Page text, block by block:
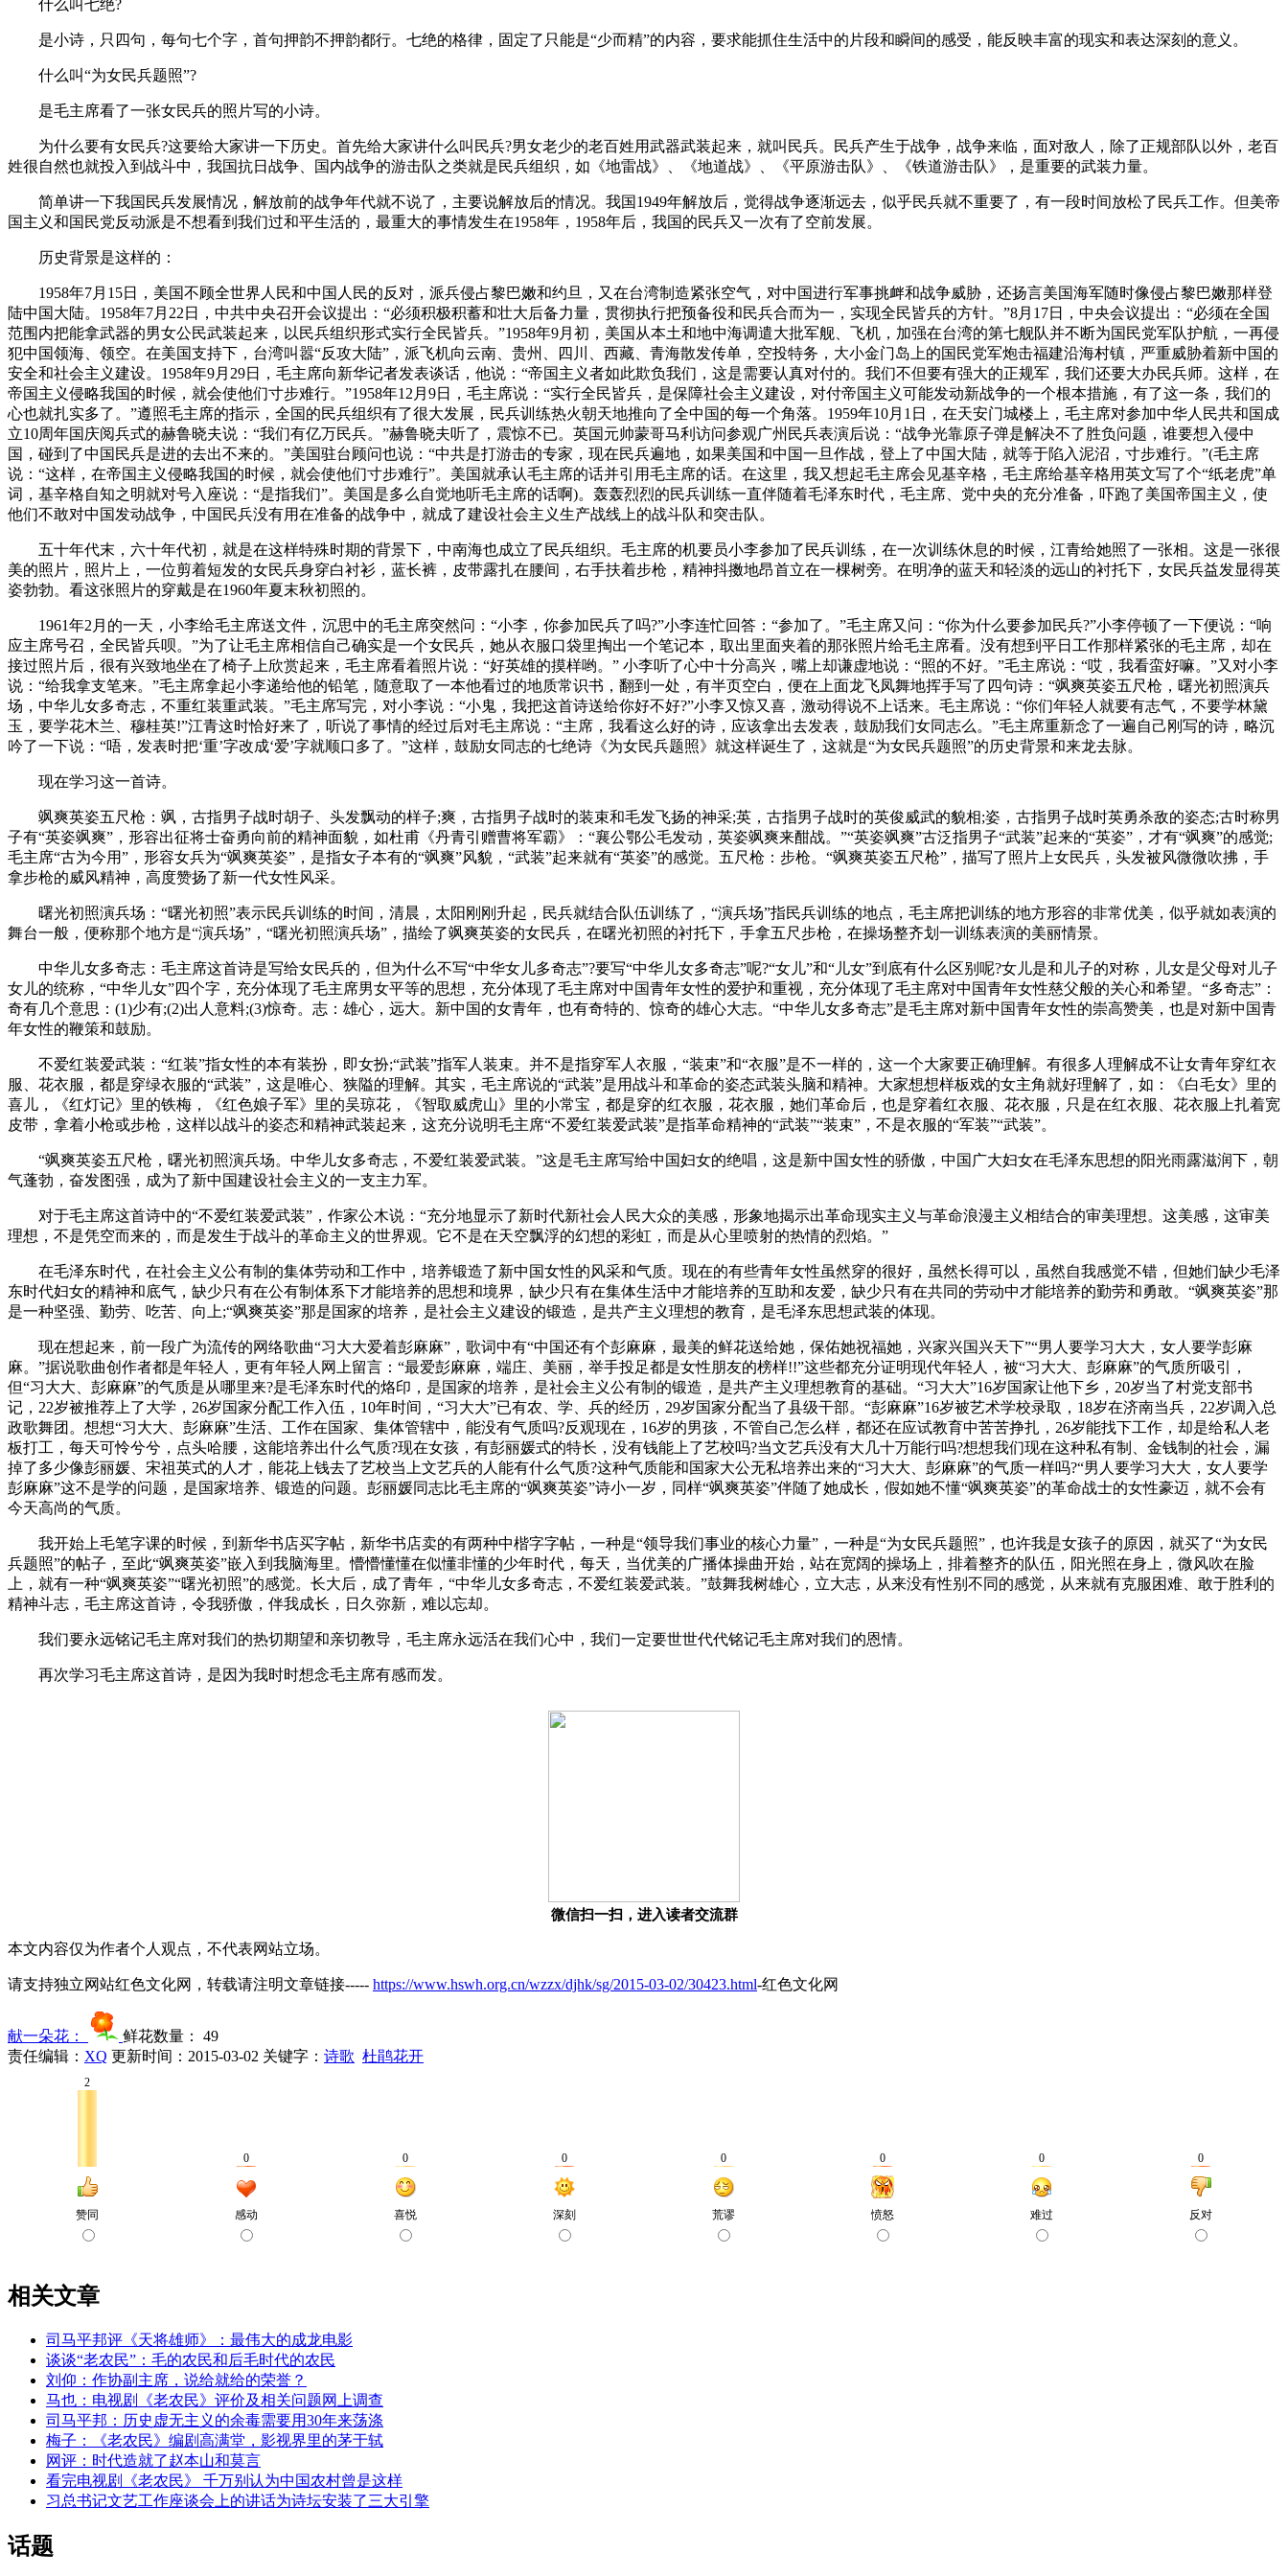
什么叫七绝?
是小诗，只四句，每句七个字，首句押韵不押韵都行。七绝的格律，固定了只能是“少而精”的内容，要求能抓住生活中的片段和瞬间的感受，能反映丰富的现实和表达深刻的意义。
什么叫“为女民兵题照”?
是毛主席看了一张女民兵的照片写的小诗。
为什么要有女民兵?这要给大家讲一下历史。首先给大家讲什么叫民兵?男女老少的老百姓用武器武装起来，就叫民兵。民兵产生于战争，战争来临，面对敌人，除了正规部队以外，老百
姓很自然也就投入到战斗中，我国抗日战争、国内战争的游击队之类就是民兵组织，如《地雷战》、《地道战》、《平原游击队》、《铁道游击队》，是重要的武装力量。
简单讲一下我国民兵发展情况，解放前的战争年代就不说了，主要说解放后的情况。我国1949年解放后，觉得战争逐渐远去，似乎民兵就不重要了，有一段时间放松了民兵工作。但美帝
国主义和国民党反动派是不想看到我们过和平生活的，最重大的事情发生在1958年，1958年后，我国的民兵又一次有了空前发展。
历史背景是这样的：
1958年7月15日，美国不顾全世界人民和中国人民的反对，派兵侵占黎巴嫩和约旦，又在台湾制造紧张空气，对中国进行军事挑衅和战争威胁，还扬言美国海军随时像侵占黎巴嫩那样登
陆中国大陆。1958年7月22日，中共中央召开会议提出：“必须积极积蓄和壮大后备力量，贯彻执行把预备役和民兵合而为一，实现全民皆兵的方针。”8月17日，中央会议提出：“必须在全国
范围内把能拿武器的男女公民武装起来，以民兵组织形式实行全民皆兵。”1958年9月初，美国从本土和地中海调遣大批军舰、飞机，加强在台湾的第七舰队并不断为国民党军队护航，一再侵
犯中国领海、领空。在美国支持下，台湾叫嚣“反攻大陆”，派飞机向云南、贵州、四川、西藏、青海散发传单，空投特务，大小金门岛上的国民党军炮击福建沿海村镇，严重威胁着新中国的
安全和社会主义建设。1958年9月29日，毛主席向新华记者发表谈话，他说：“帝国主义者如此欺负我们，这是需要认真对付的。我们不但要有强大的正规军，我们还要大办民兵师。这样，在
帝国主义侵略我国的时候，就会使他们寸步难行。”1958年12月9日，毛主席说：“实行全民皆兵，是保障社会主义建设，对付帝国主义可能发动新战争的一个根本措施，有了这一条，我们的
心也就扎实多了。”遵照毛主席的指示，全国的民兵组织有了很大发展，民兵训练热火朝天地推向了全中国的每一个角落。1959年10月1日，在天安门城楼上，毛主席对参加中华人民共和国成
立10周年国庆阅兵式的赫鲁晓夫说：“我们有亿万民兵。”赫鲁晓夫听了，震惊不已。英国元帅蒙哥马利访问参观广州民兵表演后说：“战争光靠原子弹是解决不了胜负问题，谁要想入侵中
国，碰到了中国民兵是进的去出不来的。”美国驻台顾问也说：“中共是打游击的专家，现在民兵遍地，如果美国和中国一旦作战，登上了中国大陆，就等于陷入泥沼，寸步难行。”(毛主席
说：“这样，在帝国主义侵略我国的时候，就会使他们寸步难行”。美国就承认毛主席的话并引用毛主席的话。在这里，我又想起毛主席会见基辛格，毛主席给基辛格用英文写了个“纸老虎”单
词，基辛格自知之明就对号入座说：“是指我们”。美国是多么自觉地听毛主席的话啊)。轰轰烈烈的民兵训练一直伴随着毛泽东时代，毛主席、党中央的充分准备，吓跑了美国帝国主义，使
他们不敢对中国发动战争，中国民兵没有用在准备的战争中，就成了建设社会主义生产战线上的战斗队和突击队。
五十年代末，六十年代初，就是在这样特殊时期的背景下，中南海也成立了民兵组织。毛主席的机要员小李参加了民兵训练，在一次训练休息的时候，江青给她照了一张相。这是一张很
美的照片，照片上，一位剪着短发的女民兵身穿白衬衫，蓝长裤，皮带露扎在腰间，右手扶着步枪，精神抖擞地昂首立在一棵树旁。在明净的蓝天和轻淡的远山的衬托下，女民兵益发显得英
姿勃勃。看这张照片的穿戴是在1960年夏末秋初照的。
1961年2月的一天，小李给毛主席送文件，沉思中的毛主席突然问：“小李，你参加民兵了吗?”小李连忙回答：“参加了。”毛主席又问：“你为什么要参加民兵?”小李停顿了一下便说：“响
应主席号召，全民皆兵呗。”为了让毛主席相信自己确实是一个女民兵，她从衣服口袋里掏出一个笔记本，取出里面夹着的那张照片给毛主席看。没有想到平日工作那样紧张的毛主席，却在
接过照片后，很有兴致地坐在了椅子上欣赏起来，毛主席看着照片说：“好英雄的摸样哟。” 小李听了心中十分高兴，嘴上却谦虚地说：“照的不好。”毛主席说：“哎，我看蛮好嘛。”又对小李
说：“给我拿支笔来。”毛主席拿起小李递给他的铅笔，随意取了一本他看过的地质常识书，翻到一处，有半页空白，便在上面龙飞凤舞地挥手写了四句诗：“飒爽英姿五尺枪，曙光初照演兵
场，中华儿女多奇志，不重红装重武装。”毛主席写完，对小李说：“小鬼，我把这首诗送给你好不好?”小李又惊又喜，激动得说不上话来。毛主席说：“你们年轻人就要有志气，不要学林黛
玉，要学花木兰、穆桂英!”江青这时恰好来了，听说了事情的经过后对毛主席说：“主席，我看这么好的诗，应该拿出去发表，鼓励我们女同志么。”毛主席重新念了一遍自己刚写的诗，略沉
吟了一下说：“唔，发表时把‘重’字改成‘爱’字就顺口多了。”这样，鼓励女同志的七绝诗《为女民兵题照》就这样诞生了，这就是“为女民兵题照”的历史背景和来龙去脉。
现在学习这一首诗。
飒爽英姿五尺枪：飒，古指男子战时胡子、头发飘动的样子;爽，古指男子战时的装束和毛发飞扬的神采;英，古指男子战时的英俊威武的貌相;姿，古指男子战时英勇杀敌的姿态;古时称男
子有“英姿飒爽”，形容出征将士奋勇向前的精神面貌，如杜甫《丹青引赠曹将军霸》：“襄公鄂公毛发动，英姿飒爽来酣战。”“英姿飒爽”古泛指男子“武装”起来的“英姿”，才有“飒爽”的感觉;
毛主席“古为今用”，形容女兵为“飒爽英姿”，是指女子本有的“飒爽”风貌，“武装”起来就有“英姿”的感觉。五尺枪：步枪。“飒爽英姿五尺枪”，描写了照片上女民兵，头发被风微微吹拂，手
拿步枪的威风精神，高度赞扬了新一代女性风采。
曙光初照演兵场：“曙光初照”表示民兵训练的时间，清晨，太阳刚刚升起，民兵就结合队伍训练了，“演兵场”指民兵训练的地点，毛主席把训练的地方形容的非常优美，似乎就如表演的
舞台一般，便称那个地方是“演兵场”，“曙光初照演兵场”，描绘了飒爽英姿的女民兵，在曙光初照的衬托下，手拿五尺步枪，在操场整齐划一训练表演的美丽情景。
中华儿女多奇志：毛主席这首诗是写给女民兵的，但为什么不写“中华女儿多奇志”?要写“中华儿女多奇志”呢?“女儿”和“儿女”到底有什么区别呢?女儿是和儿子的对称，儿女是父母对儿子
女儿的统称，“中华儿女”四个字，充分体现了毛主席男女平等的思想，充分体现了毛主席对中国青年女性的爱护和重视，充分体现了毛主席对中国青年女性慈父般的关心和希望。“多奇志”：
奇有几个意思：(1)少有;(2)出人意料;(3)惊奇。志：雄心，远大。新中国的女青年，也有奇特的、惊奇的雄心大志。“中华儿女多奇志”是毛主席对新中国青年女性的崇高赞美，也是对新中国青
年女性的鞭策和鼓励。
不爱红装爱武装：“红装”指女性的本有装扮，即女扮;“武装”指军人装束。并不是指穿军人衣服，“装束”和“衣服”是不一样的，这一个大家要正确理解。有很多人理解成不让女青年穿红衣
服、花衣服，都是穿绿衣服的“武装”，这是唯心、狭隘的理解。其实，毛主席说的“武装”是用战斗和革命的姿态武装头脑和精神。大家想想样板戏的女主角就好理解了，如：《白毛女》里的
喜儿，《红灯记》里的铁梅，《红色娘子军》里的吴琼花，《智取威虎山》里的小常宝，都是穿的红衣服，花衣服，她们革命后，也是穿着红衣服、花衣服，只是在红衣服、花衣服上扎着宽
皮带，拿着小枪或步枪，这样以战斗的姿态和精神武装起来，这充分说明毛主席“不爱红装爱武装”是指革命精神的“武装”“装束”，不是衣服的“军装”“武装”。
“飒爽英姿五尺枪，曙光初照演兵场。中华儿女多奇志，不爱红装爱武装。”这是毛主席写给中国妇女的绝唱，这是新中国女性的骄傲，中国广大妇女在毛泽东思想的阳光雨露滋润下，朝
气蓬勃，奋发图强，成为了新中国建设社会主义的一支主力军。
对于毛主席这首诗中的“不爱红装爱武装”，作家公木说：“充分地显示了新时代新社会人民大众的美感，形象地揭示出革命现实主义与革命浪漫主义相结合的审美理想。这美感，这审美
理想，不是凭空而来的，而是发生于战斗的革命主义的世界观。它不是在天空飘浮的幻想的彩虹，而是从心里喷射的热情的烈焰。”
在毛泽东时代，在社会主义公有制的集体劳动和工作中，培养锻造了新中国女性的风采和气质。现在的有些青年女性虽然穿的很好，虽然长得可以，虽然自我感觉不错，但她们缺少毛泽
东时代妇女的精神和底气，缺少只有在公有制体系下才能培养的思想和境界，缺少只有在集体生活中才能培养的互助和友爱，缺少只有在共同的劳动中才能培养的勤劳和勇敢。“飒爽英姿”那
是一种坚强、勤劳、吃苦、向上;“飒爽英姿”那是国家的培养，是社会主义建设的锻造，是共产主义理想的教育，是毛泽东思想武装的体现。
现在想起来，前一段广为流传的网络歌曲“习大大爱着彭麻麻”，歌词中有“中国还有个彭麻麻，最美的鲜花送给她，保佑她祝福她，兴家兴国兴天下”“男人要学习大大，女人要学彭麻
麻。”据说歌曲创作者都是年轻人，更有年轻人网上留言：“最爱彭麻麻，端庄、美丽，举手投足都是女性朋友的榜样!!”这些都充分证明现代年轻人，被“习大大、彭麻麻”的气质所吸引，
但“习大大、彭麻麻”的气质是从哪里来?是毛泽东时代的烙印，是国家的培养，是社会主义公有制的锻造，是共产主义理想教育的基础。“习大大”16岁国家让他下乡，20岁当了村党支部书
记，22岁被推荐上了大学，26岁国家分配工作入伍，10年时间，“习大大”已有农、学、兵的经历，29岁国家分配当了县级干部。“彭麻麻”16岁被艺术学校录取，18岁在济南当兵，22岁调入总
政歌舞团。想想“习大大、彭麻麻”生活、工作在国家、集体管辖中，能没有气质吗?反观现在，16岁的男孩，不管自己怎么样，都还在应试教育中苦苦挣扎，26岁能找下工作，却是给私人老
板打工，每天可怜兮兮，点头哈腰，这能培养出什么气质?现在女孩，有彭丽媛式的特长，没有钱能上了艺校吗?当文艺兵没有大几十万能行吗?想想我们现在这种私有制、金钱制的社会，漏
掉了多少像彭丽媛、宋祖英式的人才，能花上钱去了艺校当上文艺兵的人能有什么气质?这种气质能和国家大公无私培养出来的“习大大、彭麻麻”的气质一样吗?“男人要学习大大，女人要学
彭麻麻”这不是学的问题，是国家培养、锻造的问题。彭丽媛同志比毛主席的“飒爽英姿”诗小一岁，同样“飒爽英姿”伴随了她成长，假如她不懂“飒爽英姿”的革命战士的女性豪迈，就不会有
今天高尚的气质。
我开始上毛笔字课的时候，到新华书店买字帖，新华书店卖的有两种中楷字字帖，一种是“领导我们事业的核心力量”，一种是“为女民兵题照”，也许我是女孩子的原因，就买了“为女民
兵题照”的帖子，至此“飒爽英姿”嵌入到我脑海里。懵懵懂懂在似懂非懂的少年时代，每天，当优美的广播体操曲开始，站在宽阔的操场上，排着整齐的队伍，阳光照在身上，微风吹在脸
上，就有一种“飒爽英姿”“曙光初照”的感觉。长大后，成了青年，“中华儿女多奇志，不爱红装爱武装。”鼓舞我树雄心，立大志，从来没有性别不同的感觉，从来就有克服困难、敢于胜利的
精神斗志，毛主席这首诗，令我骄傲，伴我成长，日久弥新，难以忘却。
我们要永远铭记毛主席对我们的热切期望和亲切教导，毛主席永远活在我们心中，我们一定要世世代代铭记毛主席对我们的恩情。
再次学习毛主席这首诗，是因为我时时想念毛主席有感而发。
微信扫一扫，进入读者交流群
本文内容仅为作者个人观点，不代表网站立场。
请支持独立网站红色文化网，转载请注明文章链接----- https://www.hswh.org.cn/wzzx/djhk/sg/2015-03-02/30423.html-红色文化网
献一朵花： 鲜花数量： 49
责任编辑： XQ 更新时间：2015-03-02 关键字： 诗歌 杜鹃花开
相关文章
司马平邦评《天将雄师》：最伟大的成龙电影
谈谈“老农民”：毛的农民和后毛时代的农民
刘仰：作协副主席，说给就给的荣誉？
马也：电视剧《老农民》评价及相关问题网上调查
司马平邦：历史虚无主义的余毒需要用30年来荡涤
梅子：《老农民》编剧高满堂，影视界里的茅于轼
网评：时代造就了赵本山和莫言
看完电视剧《老农民》 千万别认为中国农村曾是这样
习总书记文艺工作座谈会上的讲话为诗坛安装了三大引擎
话题